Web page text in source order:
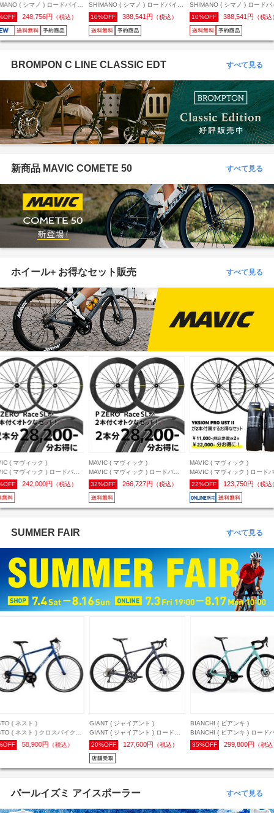
( シマノ ) ロードバイク
ール(ディスクブレーキ用)
C99-TL-F チューブレ
ACE ( デュラエース ) フ
のみ
248,756円 （税込）
SHIMANO ( シマノ ) ロードバイク
用ホイール(ディスクブレーキ用)
WH-R9370-C60-TL-R チューブレ
ス DURA-ACE ( デュラエース ) 前
後セット
10%OFF 388,541円 （税込）
SHIMANO ( シマノ ) ロードバ
用ホイール(ディスクブレーキ
WH-R9370-C50-TL-F チュー
ス DURA-ACE ( デュラエース
後セット
10%OFF 388,541円 （税
BROMPON C LINE CLASSIC EDT すべて見る
新商品 MAVIC COMETE 50 すべて見る
ホイール+ お得なセット販売 すべて見る
( マヴィック )
( マヴィック ) ロードバイ
イール(ディスクブレーキ用)
( コスミック ) SLR 32
前後セット/シマノHG + ピレ
ZERO Race SL 26c タイヤ
242,000円 （税込）
MAVIC ( マヴィック )
MAVIC ( マヴィック ) ロードバイ
ク用ホイール(ディスクブレーキ用)
COSMIC ( コスミック ) SLR 65
DCL 前後セット/シマノHG + ピレ
リ P ZERO Race SL 26c タイヤ
32%OFF 266,727円 （税込）
MAVIC ( マヴィック )
MAVIC ( マヴィック ) ロード
ク用ホイール(ディスクブレー
KSYRIUM SL ( キシリウム
DCL + YKSION PRO UST II
前後セット/シマノHG/700C
22%OFF 123,750円 （税
SUMMER FAIR すべて見る
( ネスト )
( ネスト ) クロスバイク
( リミット ) ブルー 380 ( 身
150cm前後 )
58,900円 （税込）
GIANT ( ジャイアント )
GIANT ( ジャイアント ) ロードバ
イク CONTEND AR 4 ( コンテン
ド AR 4 ) ミルキーウェイ 410XS
(身長目安165cm前後)
20%OFF 127,600円 （税込）
BIANCHI ( ビアンキ )
BIANCHI ( ビアンキ ) ロード
ク INFINITO 105 12S ( イン
ニット 105 12S ) チェレステ/
170cm前後 )
35%OFF 299,800円 （税
パールイズミ アイスポーラー すべて見る